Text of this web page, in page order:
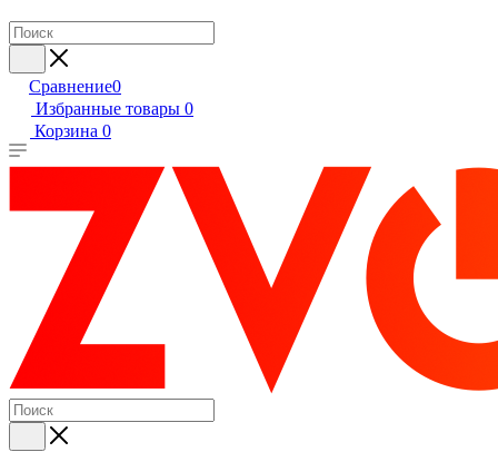
Сравнение0
Избранные товары 0
Корзина 0